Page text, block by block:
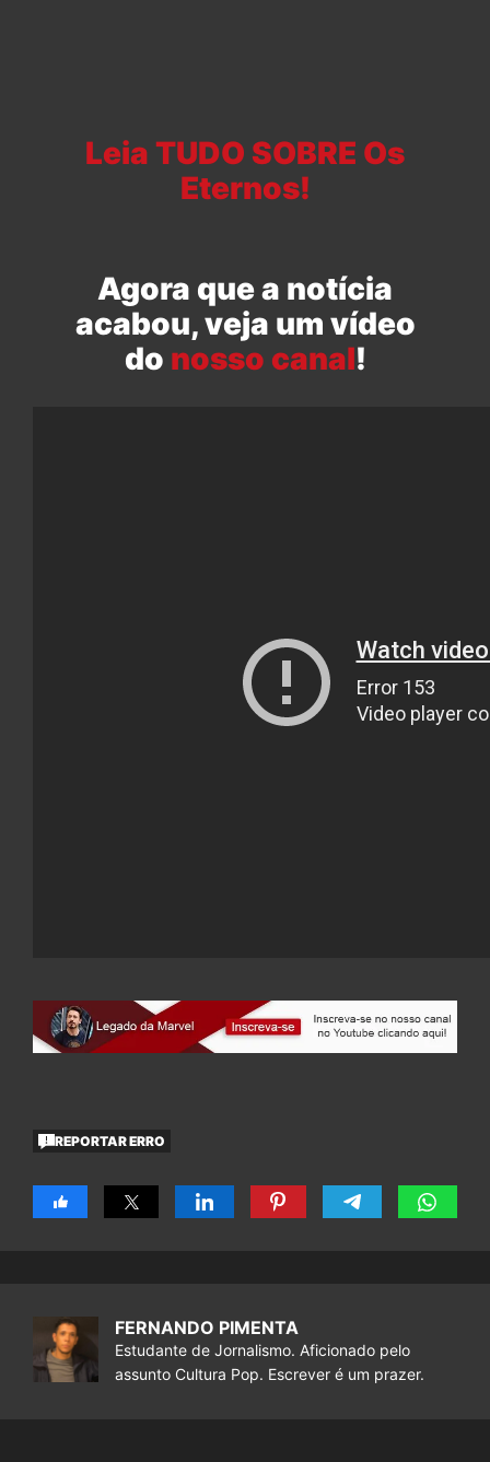
Leia TUDO SOBRE Os
Eternos!
Agora que a notícia
acabou, veja um vídeo
do nosso canal!
REPORTAR ERRO
FERNANDO PIMENTA
Estudante de Jornalismo. Aficionado pelo
assunto Cultura Pop. Escrever é um prazer.